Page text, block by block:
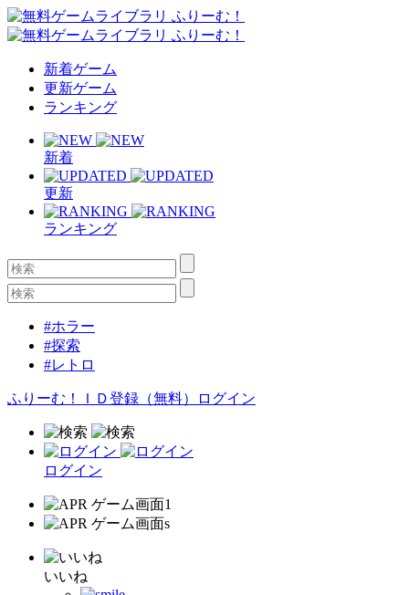
新着ゲーム
更新ゲーム
ランキング
新着
更新
ランキング
#ホラー
#探索
#レトロ
ふりーむ！ＩＤ登録（無料） ログイン
ログイン
いいね